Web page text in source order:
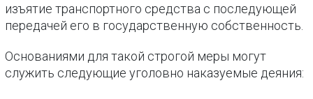
изъятие транспортного средства с последующей
передачей его в государственную собственность.
Основаниями для такой строгой меры могут
служить следующие уголовно наказуемые деяния: